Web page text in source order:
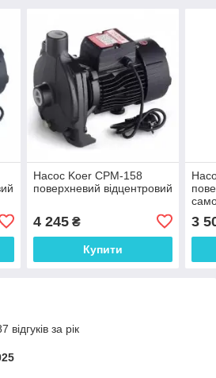
Насос Koer CPM-158
поверхневий відцентровий
4 245₴
Купити
3
за рік